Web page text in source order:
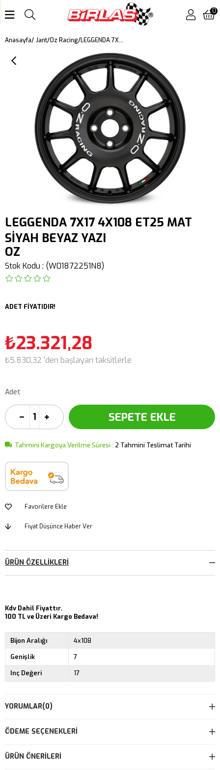
0
Anasayfa Jant Oz Racing LEGGENDA 7X17 4X108 ET25 MAT SİYAH BEYAZ YAZI
LEGGENDA 7X17 4X108 ET25 MAT
SİYAH BEYAZ YAZI
OZ
Stok Kodu (W01872251N8)
ADET FİYATIDIR!
₺23.321,28
₺5.830,32 'den başlayan taksitlerle
Adet
Tahmini Kargoya Verilme Süresi : 2 Tahmini Teslimat Tarihi
Favorilere Ekle
Fiyat Düşünce Haber Ver
ÜRÜN ÖZELLIKLERI
Kdv Dahil Fiyattır.
100 TL ve Üzeri Kargo Bedava!
Bijon Aralığı
4x108
Genişlik
7
Inç Değeri
17
YORUMLAR(0)
ÖDEME SEÇENEKLERI
ÜRÜN ÖNERILERI